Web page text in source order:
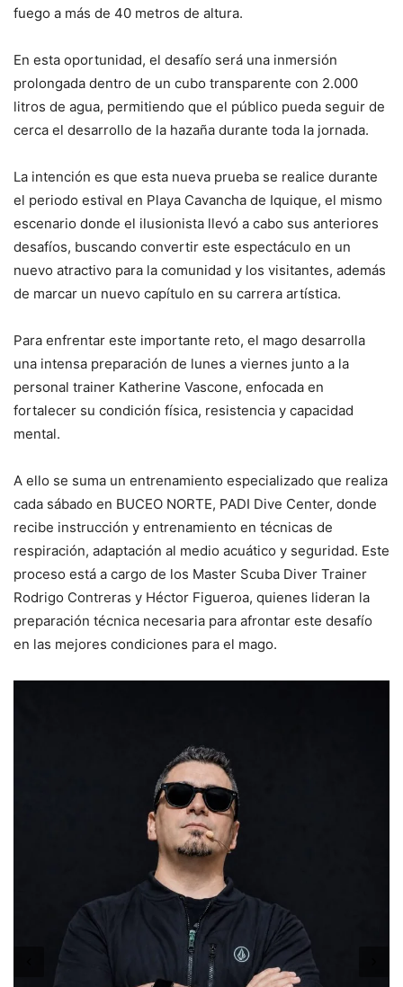
fuego a más de 40 metros de altura.
En esta oportunidad, el desafío será una inmersión
prolongada dentro de un cubo transparente con 2.000
litros de agua, permitiendo que el público pueda seguir de
cerca el desarrollo de la hazaña durante toda la jornada.
La intención es que esta nueva prueba se realice durante
el periodo estival en Playa Cavancha de Iquique, el mismo
escenario donde el ilusionista llevó a cabo sus anteriores
desafíos, buscando convertir este espectáculo en un
nuevo atractivo para la comunidad y los visitantes, además
de marcar un nuevo capítulo en su carrera artística.
Para enfrentar este importante reto, el mago desarrolla
una intensa preparación de lunes a viernes junto a la
personal trainer Katherine Vascone, enfocada en
fortalecer su condición física, resistencia y capacidad
mental.
A ello se suma un entrenamiento especializado que realiza
cada sábado en BUCEO NORTE, PADI Dive Center, donde
recibe instrucción y entrenamiento en técnicas de
respiración, adaptación al medio acuático y seguridad. Este
proceso está a cargo de los Master Scuba Diver Trainer
Rodrigo Contreras y Héctor Figueroa, quienes lideran la
preparación técnica necesaria para afrontar este desafío
en las mejores condiciones para el mago.